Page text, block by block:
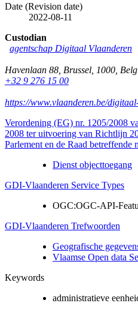
Date (Revision date)
2022-08-11
Custodian
agentschap Digitaal Vlaanderen
Havenlaan 88 Brussel 1000
+32 9 276 15 00
https://www.vlaanderen.be/
Verordening (EG) nr. 1205/2008
2008 ter uitvoering van Richtlijn
Parlement en de Raad betreffende
Dienst objecttoegang
GDI-Vlaanderen Service Types
OGC:OGC-API-
GDI-Vlaanderen Trefwoorden
Geografische
Vlaamse Open data
Keywords
administratieve